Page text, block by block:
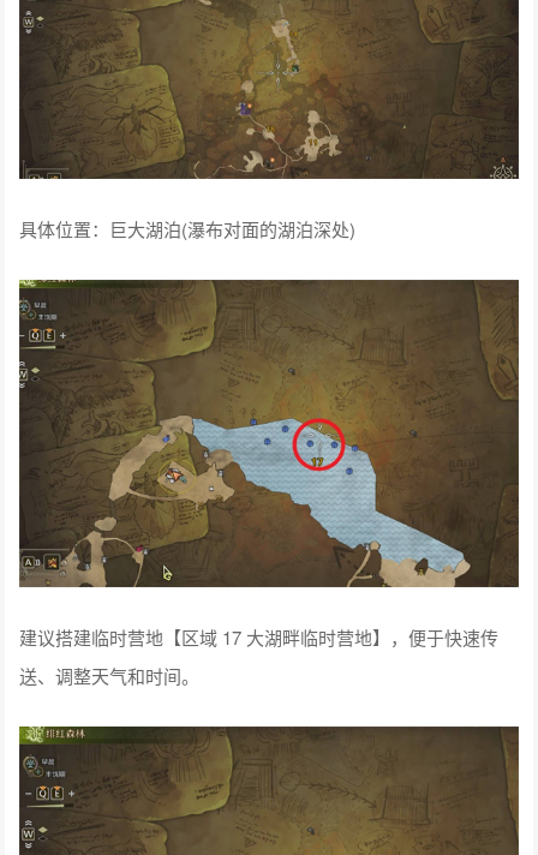
具体位置：巨大湖泊(瀑布对面的湖泊深处)
建议搭建临时营地【区域 17 大湖畔临时营地】，便于快速传
送、调整天气和时间。